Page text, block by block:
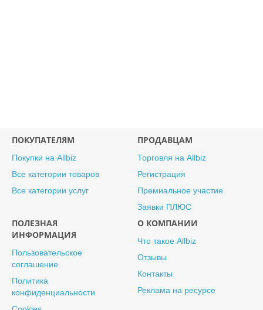
ПОКУПАТЕЛЯМ
Покупки на Allbiz
Все категории товаров
Все категории услуг
ПРОДАВЦАМ
Торговля на Allbiz
Регистрация
Премиальное участие
Заявки ПЛЮС
ПОЛЕЗНАЯ
ИНФОРМАЦИЯ
Пользовательское
соглашение
Политика
конфиденциальности
О КОМПАНИИ
Что такое Allbiz
Отзывы
Контакты
Реклама на ресурсе